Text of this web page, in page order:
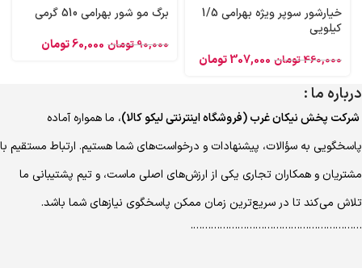
خیارشور سوپر ویژه بهرامی 1/5
کیلویی
460,000تومان 307,000تومان
برگ مو شور بهرامی 510 گرمی
90,000تومان 60,000تومان
درباره ما :
شرکت پخش نیکان غرب (فروشگاه اینترنتی لیکو کالا)، ما همواره آماده
پاسخگویی به سؤالات، پیشنهادات و درخواست‌های شما هستیم. ارتباط مستقیم با
مشتریان و همکاران تجاری یکی از ارزش‌های اصلی ماست، و تیم پشتیبانی ما
تلاش می‌کند تا در سریع‌ترین زمان ممکن پاسخگوی نیازهای شما باشد.
………………………………………………….